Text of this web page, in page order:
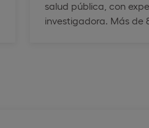
salud pública, con
investigadora. Más de